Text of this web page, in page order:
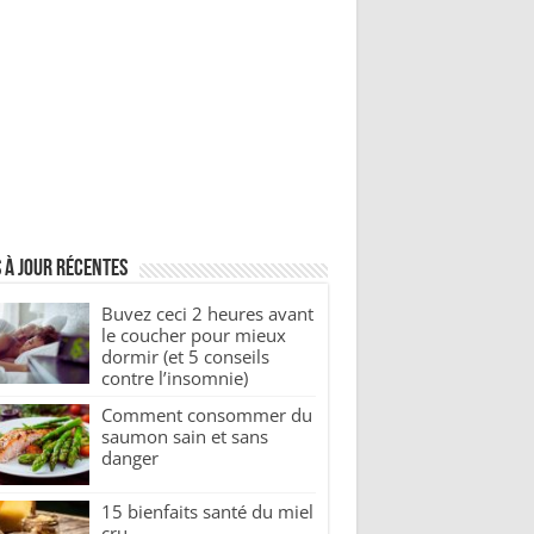
à jour récentes
Buvez ceci 2 heures avant
le coucher pour mieux
dormir (et 5 conseils
contre l’insomnie)
Comment consommer du
saumon sain et sans
danger
15 bienfaits santé du miel